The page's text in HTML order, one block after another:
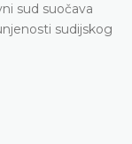
sud suočava
sudijskog